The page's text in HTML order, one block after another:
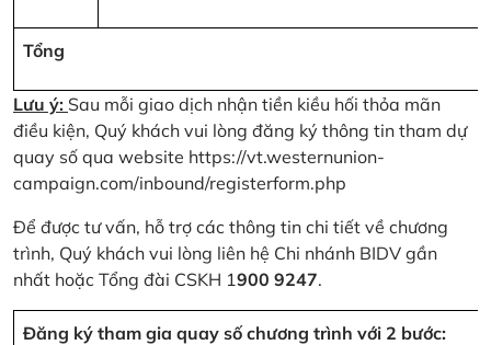
Tổng
Lưu ý: Sau mỗi giao dịch nhận tiền kiều hối thỏa mãn
điều kiện, Quý khách vui lòng đăng ký thông tin tham dự
quay số qua website https://vt.westernunion-
campaign.com/inbound/registerform.php
Để được tư vấn, hỗ trợ các thông tin chi tiết về chương
trình, Quý khách vui lòng liên hệ Chi nhánh BIDV gần
nhất hoặc Tổng đài CSKH 1900 9247.
Đăng ký tham gia quay số chương trình với 2 bước: